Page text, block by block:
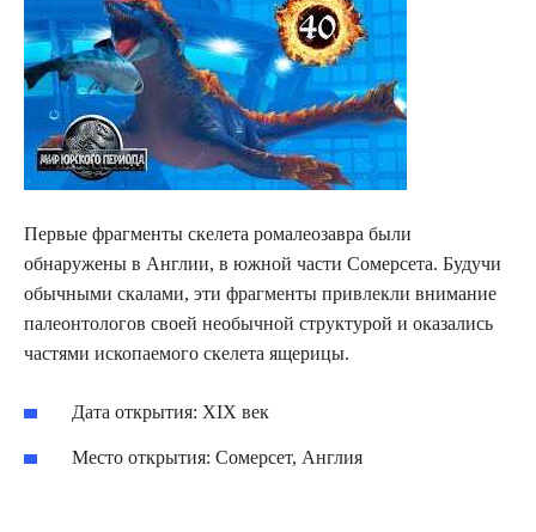
Первые фрагменты скелета ромалеозавра были
обнаружены в Англии, в южной части Сомерсета. Будучи
обычными скалами, эти фрагменты привлекли внимание
палеонтологов своей необычной структурой и оказались
частями ископаемого скелета ящерицы.
Дата открытия: XIX век
Место открытия: Сомерсет, Англия